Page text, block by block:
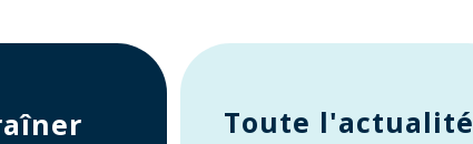
Toute l'actualité